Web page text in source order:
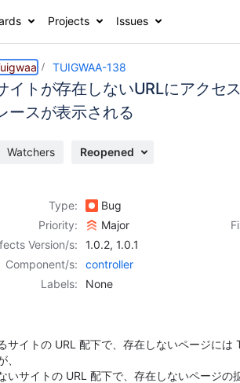
Projects Issues
TUIGWAA-138
イトが存在しないURLにアクセ
ースが表示される
Watchers Reopened
Type:
Bug
Priority:
Major
Version/s:
1.0.2, 1.0.1
Component/s:
controller
Labels:
None
サイトの URL 配下で、存在しないページに
、
いサイトの URL 配下で、存在しないページ